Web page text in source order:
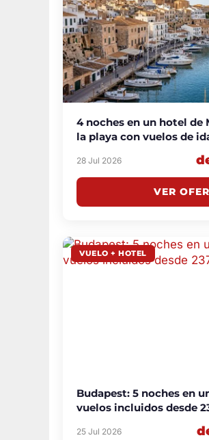
4 noches en un hotel de
la playa con vuelos de
28 Jul 2026
VER
VUELO + HOTEL
Budapest: 5 noches en
vuelos incluidos desde
25 Jul 2026